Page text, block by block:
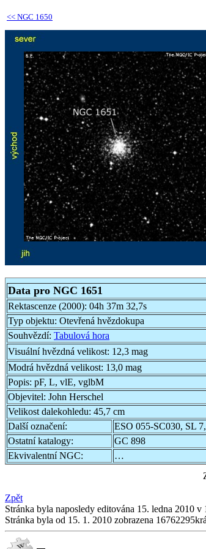
<< NGC 1650
Data pro NGC 1651
Rektascenze (2000): 04h 37m 32,7s
Typ objektu: Otevřená hvězdokupa
Souhvězdí: Tabulová hora
Visuální hvězdná velikost: 12,3 mag
Modrá hvězdná velikost: 13,0 mag
Popis: pF, L, vlE, vglbM
Objevitel: John Herschel
Velikost dalekohledu: 45,7 cm
Další označení:
ESO 055-SC030, SL
Ostatní katalogy:
GC 898
Ekvivalentní NGC:
…
Zpět
Stránka byla naposledy editována 15. ledna 2010 v
Stránka byla od 15. 1. 2010 zobrazena